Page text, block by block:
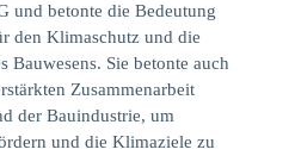
und betonte die Bedeutung
den Klimaschutz und die
Sie betonte auch
Zusammenarbeit
der Bauindustrie, um
und die Klimaziele zu